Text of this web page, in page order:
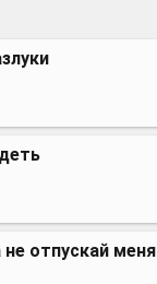
отпускай меня